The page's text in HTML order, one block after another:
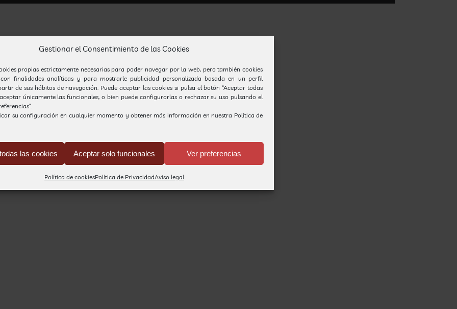
Gestionar el Consentimiento de las Cookies
propias estrictamente necesarias para poder navegar por la web, pero también cookies
finalidades analíticas y para mostrarle publicidad personalizada basada en un perfil
de sus hábitos de navegación. Puede aceptar las cookies si pulsa el botón “Aceptar todas
aceptar únicamente las funcionales, o bien puede configurarlas o rechazar su uso pulsando el
su configuración en cualquier momento y obtener más información en nuestra Política de
las cookies Aceptar solo funcionales Ver preferencias
Política de cookiesPolítica de PrivacidadAviso legal